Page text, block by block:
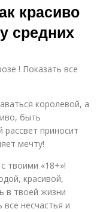
красиво
средних
! Показать все
королевой, а
быть
приносит
мечту!
твоими «18+»!
красивой,
в твоей жизни
несчастья и